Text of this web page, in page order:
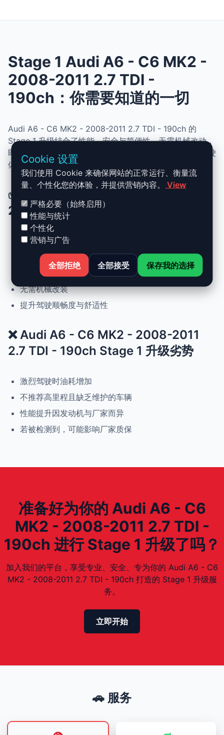
Stage 1 Audi A6 - C6 MK2 -
2008-2011 2.7 TDI -
190ch：你需要知道的一切
Audi A6 - C6 MK2 - 2008-2011 2.7 TDI - 190ch 的
Stage 1 升级结合了性能、安全与简便性。无需机械改动，
即可提升动力、扭矩并优化油耗。非常适合追求更灵敏驾驶
体验且希望保持原厂可靠性的车主。
✅ Audi A6 - C6 MK2 - 2008-2011
2.7 TDI - 190ch Stage 1 升级优势
动力提升高达 +30%，扭矩提升 +25%
正常驾驶下优化油耗
可随时恢复原厂设置
无需机械改装
提升驾驶顺畅度与舒适性
❌ Audi A6 - C6 MK2 - 2008-2011
2.7 TDI - 190ch Stage 1 升级劣势
激烈驾驶时油耗增加
不推荐高里程且缺乏维护的车辆
性能提升因发动机与厂家而异
若被检测到，可能影响厂家质保
准备好为你的 Audi A6 - C6
MK2 - 2008-2011 2.7 TDI -
190ch 进行 Stage 1 升级了吗？
加入我们的平台，享受专业、安全、专为你的 Audi A6 - C6
MK2 - 2008-2011 2.7 TDI - 190ch 打造的 Stage 1 升级服
务。
立即开始
Cookie 设置
我们使用 Cookie 来确保网站的正常运行、衡量流
量、个性化您的体验，并提供营销内容。
View
严格必要（始终启用）
性能与统计
个性化
营销与广告
全部拒绝 全部接受 保存我的选择
🚗 服务